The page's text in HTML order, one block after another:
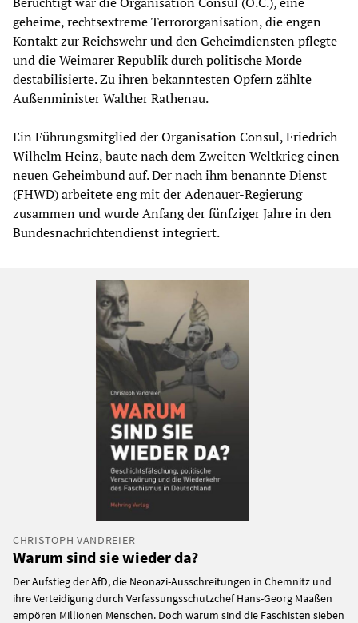
geheime, rechtsextreme Terrororganisation, die engen
Kontakt zur Reichswehr und den Geheimdiensten pflegte
und die Weimarer Republik durch politische Morde
destabilisierte. Zu ihren bekanntesten Opfern zählte
Außenminister Walther Rathenau.
Ein Führungsmitglied der Organisation Consul, Friedrich
Wilhelm Heinz, baute nach dem Zweiten Weltkrieg einen
neuen Geheimbund auf. Der nach ihm benannte Dienst
(FHWD) arbeitete eng mit der Adenauer-Regierung
zusammen und wurde Anfang der fünfziger Jahre in den
Bundesnachrichtendienst integriert.
CHRISTOPH VANDREIER
Warum sind sie wieder da?
Der Aufstieg der AfD, die Neonazi-Ausschreitungen in Chemnitz und
ihre Verteidigung durch Verfassungsschutzchef Hans-Georg Maaßen
empören Millionen Menschen. Doch warum sind die Faschisten sieben